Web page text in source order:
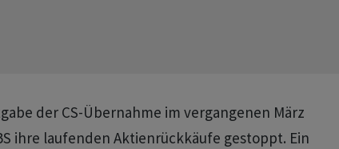
der CS-Übernahme im vergangenen März
ihre laufenden Aktienrückkäufe gestoppt. Ein